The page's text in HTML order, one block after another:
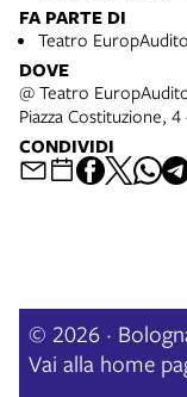
FA PARTE DI
Teatro
DOVE
@ Teatro
Piazza Costituzione,
CONDIVIDI
© 2026 ·
Vai alla home